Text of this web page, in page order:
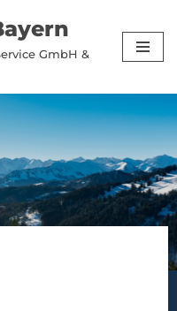
GmbH &